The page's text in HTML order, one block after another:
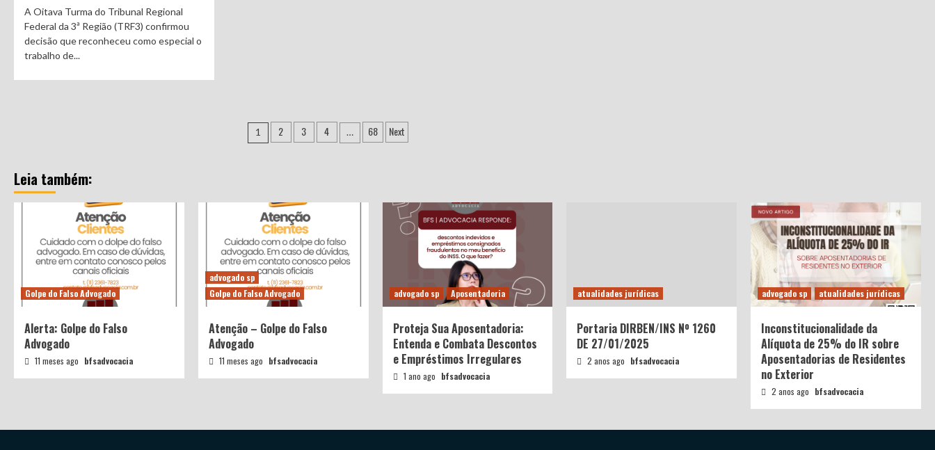
A Oitava Turma do Tribunal Regional
Federal da 3ª Região (TRF3) confirmou
decisão que reconheceu como especial o
trabalho de...
Navegação
1 2 3 4 … 68 Next
Leia também:
Golpe do Falso Advogado
Alerta: Golpe do Falso
Advogado
11 meses ago bfsadvocacia
advogado sp
Golpe do Falso Advogado
Atenção – Golpe do Falso
Advogado
11 meses ago bfsadvocacia
advogado sp Aposentadoria
Proteja Sua Aposentadoria:
Entenda e Combata Descontos
e Empréstimos Irregulares
1 ano ago bfsadvocacia
atualidades jurídicas
Portaria DIRBEN/INS Nº 1260
DE 27/01/2025
2 anos ago bfsadvocacia
advogado sp atualidades jurídicas
Inconstitucionalidade da
Alíquota de 25% do IR sobre
Aposentadorias de Residentes
no Exterior
2 anos ago bfsadvocacia